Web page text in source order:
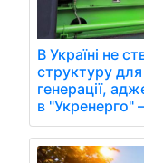
В Україні не
структуру для
генерації,
в "Укренерго"